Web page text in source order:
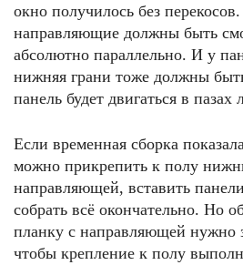
окно получилось без
направляющие должны быть
абсолютно параллельно. И у
нижняя грани тоже должны
панель будет двигаться в пазах
Если временная сборка
можно прикрепить к полу
направляющей, вставить
собрать всё окончательно. Но
планку с направляющей нужно
чтобы крепление к полу